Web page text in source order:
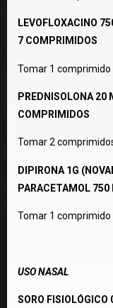
LEVOFLOXACINO
7 COMPRIMIDOS
Tomar 1 comprimido
PREDNISOLONA
COMPRIMIDOS
Tomar 2
DIPIRONA 1G
PARACETAMOL
Tomar 1 comprimido
USO NASAL
SORO FISIOLÓGICO